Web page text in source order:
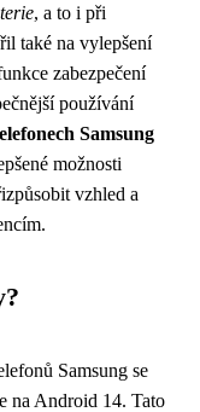
, a to i při
také na vylepšení
zabezpečení
používání
Samsung
možnosti
vzhled a
Samsung se
na Android 14. Tato